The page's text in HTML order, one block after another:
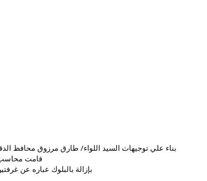
بناء علي توجيهات السيد اللواء/ طارق مرزوق محافظ
قامت محاسب/
بإزالة بالبلوك عباره عن